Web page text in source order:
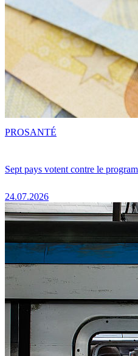
Sept pays votent contre le
24.07.2026
PROSANTÉ